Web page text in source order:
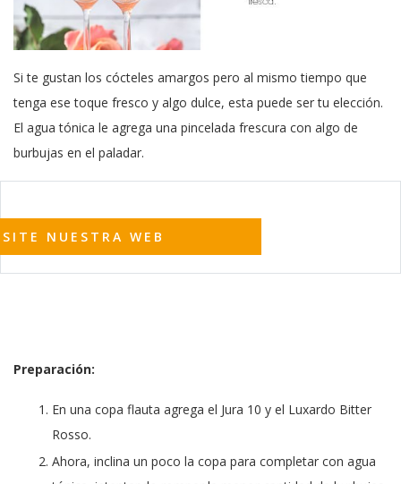
Si te gustan los cócteles amargos pero al mismo tiempo que
tenga ese toque fresco y algo dulce, esta puede ser tu elección.
El agua tónica le agrega una pincelada frescura con algo de
burbujas en el paladar.
NUESTRA WEB
Preparación:
En una copa flauta agrega el Jura 10 y el Luxardo Bitter
Rosso.
Ahora, inclina un poco la copa para completar con agua